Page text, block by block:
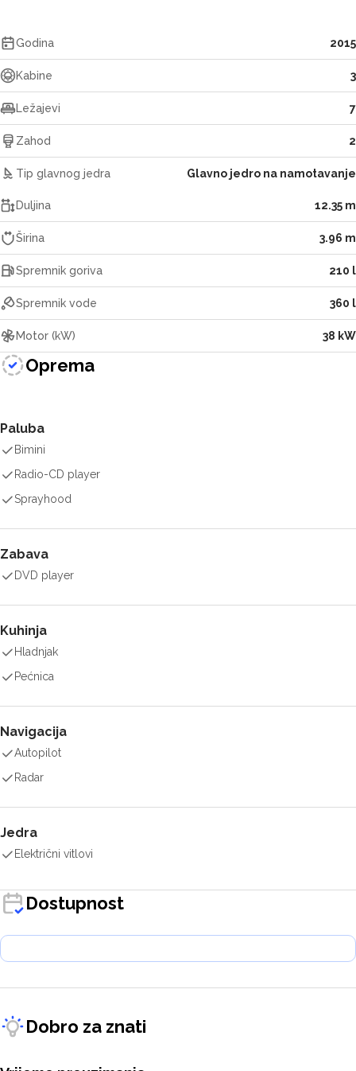
Godina 2015
Kabine 3
Ležajevi 7
Zahod 2
Tip glavnog jedra Glavno jedro na namotavanje
Duljina 12.35 m
Širina 3.96 m
Spremnik goriva 210 l
Spremnik vode 360 l
Motor (kW) 38 kW
Oprema
Paluba
Bimini
Radio-CD player
Sprayhood
Zabava
DVD player
Kuhinja
Hladnjak
Pećnica
Navigacija
Autopilot
Radar
Jedra
Električni vitlovi
Dostupnost
Dobro za znati